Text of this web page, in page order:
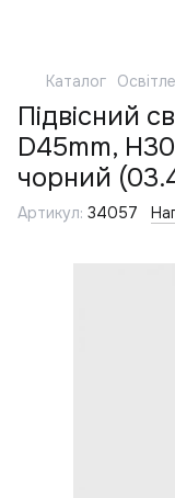
Каталог
Підвісний
D45mm,
чорний
Артикул: 34057